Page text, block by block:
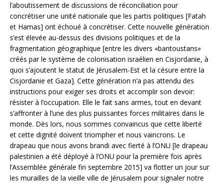
l’aboutissement de discussions de réconciliation pour
concrétiser une unité nationale que les partis politiques [Fatah
et Hamas] ont échoué à concrétiser. Cette nouvelle génération
s’est élevée au-dessus des divisions politiques et de la
fragmentation géographique [entre les divers «bantoustans»
créés par le système de colonisation israélien en Cisjordanie, à
quoi s’ajoutent le statut de Jérusalem-Est et la césure entre la
Cisjordanie et Gaza]. Cette génération n’a pas attendu des
instructions pour exiger ses droits et accomplir son devoir:
résister à l’occupation. Elle le fait sans armes, tout en devant
s’affronter à l’une des plus puissantes forces militaires dans le
monde. Dès lors, nous sommes convaincus que cette liberté
et cette dignité doivent triompher et nous vaincrons. Le
drapeau que nous avons brandi avec fierté à l’ONU [le drapeau
palestinien a été déployé à l’ONU pour la première fois après
l’Assemblée générale fin septembre 2015] va flotter un jour sur
les murailles de la vieille ville de Jérusalem pour signaler notre